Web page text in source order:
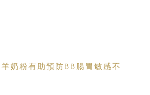
羊奶粉有助預防BB腸胃敏感不